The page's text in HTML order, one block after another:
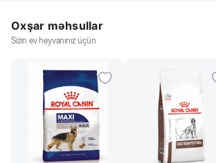
Oxşar məhsullar
Sizin ev heyvanınız üçün